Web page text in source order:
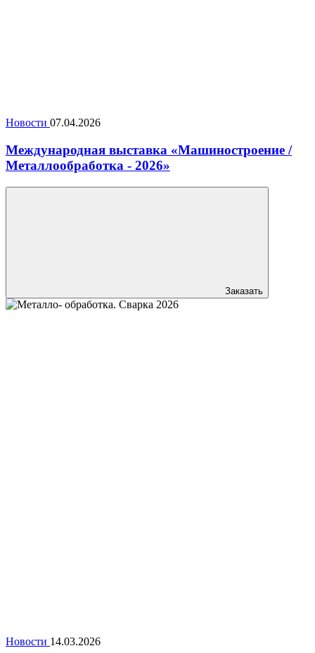
Новости 07.04.2026
Международная выставка «Машиностроение /
Металлообработка - 2026»
Заказать
Новости 14.03.2026